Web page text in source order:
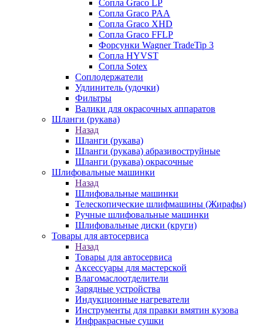
Сопла Graco LP
Сопла Graco PAA
Сопла Graco XHD
Сопла Graco FFLP
Форсунки Wagner TradeTip 3
Сопла HYVST
Сопла Sotex
Соплодержатели
Удлинитель (удочки)
Фильтры
Валики для окрасочных аппаратов
Шланги (рукава)
Назад
Шланги (рукава)
Шланги (рукава) абразивоструйные
Шланги (рукава) окрасочные
Шлифовальные машинки
Назад
Шлифовальные машинки
Телескопические шлифмашины (Жирафы)
Ручные шлифовальные машинки
Шлифовальные диски (круги)
Товары для автосервиса
Назад
Товары для автосервиса
Аксессуары для мастерской
Влагомаслоотделители
Зарядные устройства
Индукционные нагреватели
Инструменты для правки вмятин кузова
Инфракрасные сушки